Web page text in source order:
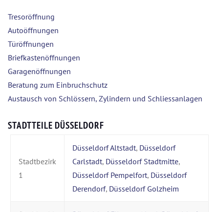
Tresoröffnung
Autoöffnungen
Türöffnungen
Briefkastenöffnungen
Garagenöffnungen
Beratung zum Einbruchschutz
Austausch von Schlössern, Zylindern und Schliessanlagen
STADTTEILE DÜSSELDORF
Stadtbezirk
1
Düsseldorf Altstadt, Düsseldorf
Carlstadt, Düsseldorf Stadtmitte,
Düsseldorf Pempelfort, Düsseldorf
Derendorf, Düsseldorf Golzheim